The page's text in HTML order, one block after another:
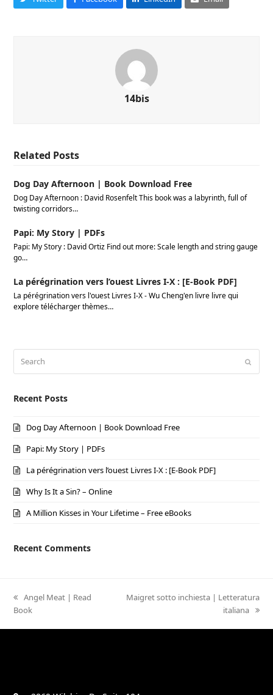
14bis
Related Posts
Dog Day Afternoon | Book Download Free
Dog Day Afternoon : David Rosenfelt This book was a labyrinth, full of
twisting corridors…
Papi: My Story | PDFs
Papi: My Story : David Ortiz Find out more: Scale length and string gauge
go…
La pérégrination vers l’ouest Livres I-X : [E-Book PDF]
La pérégrination vers l'ouest Livres I-X - Wu Cheng'en livre livre qui
explore télécharger thèmes…
Recent Posts
Dog Day Afternoon | Book Download Free
Papi: My Story | PDFs
La pérégrination vers l’ouest Livres I-X : [E-Book PDF]
Why Is It a Sin? – Online
A Million Kisses in Your Lifetime – Free eBooks
Recent Comments
previous
post:
Angel Meat | Read
Book
next
Maigret sotto inchiesta | Letteratura
italiana